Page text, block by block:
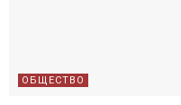
ОБЩЕСТВО